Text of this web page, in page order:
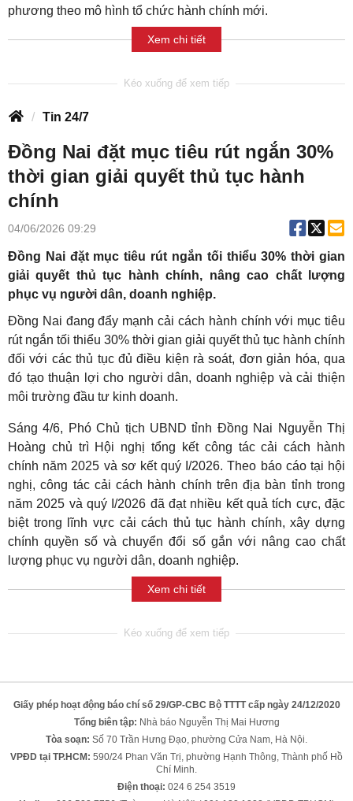
phương theo mô hình tổ chức hành chính mới.
Xem chi tiết
Tin 24/7
Đồng Nai đặt mục tiêu rút ngắn 30%
thời gian giải quyết thủ tục hành
chính
04/06/2026 09:29
Đồng Nai đặt mục tiêu rút ngắn tối thiểu 30% thời gian
giải quyết thủ tục hành chính, nâng cao chất lượng
phục vụ người dân, doanh nghiệp.
Đồng Nai đang đẩy mạnh cải cách hành chính với mục tiêu
rút ngắn tối thiểu 30% thời gian giải quyết thủ tục hành chính
đối với các thủ tục đủ điều kiện rà soát, đơn giản hóa, qua
đó tạo thuận lợi cho người dân, doanh nghiệp và cải thiện
môi trường đầu tư kinh doanh.
Sáng 4/6, Phó Chủ tịch UBND tỉnh Đồng Nai Nguyễn Thị
Hoàng chủ trì Hội nghị tổng kết công tác cải cách hành
chính năm 2025 và sơ kết quý I/2026. Theo báo cáo tại hội
nghị, công tác cải cách hành chính trên địa bàn tỉnh trong
năm 2025 và quý I/2026 đã đạt nhiều kết quả tích cực, đặc
biệt trong lĩnh vực cải cách thủ tục hành chính, xây dựng
chính quyền số và chuyển đổi số gắn với nâng cao chất
lượng phục vụ người dân, doanh nghiệp.
Xem chi tiết
Giấy phép hoạt động báo chí số 29/GP-CBC Bộ TTTT cấp ngày 24/12/2020
Tổng biên tập: Nhà báo Nguyễn Thị Mai Hương
Tòa soạn: Số 70 Trần Hưng Đạo, phường Cửa Nam, Hà Nội.
VPĐD tại TP.HCM: 590/24 Phan Văn Trị, phường Hạnh Thông, Thành phố Hồ
Chí Minh.
Điện thoại: 024 6 254 3519